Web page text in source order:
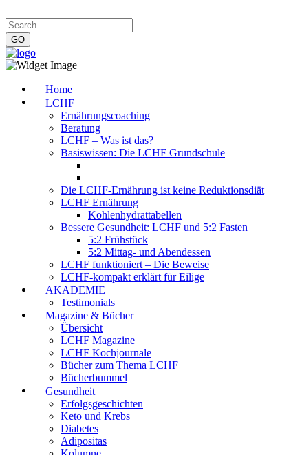
Home
LCHF
Ernährungscoaching
Beratung
LCHF – Was ist das?
Basiswissen: Die LCHF Grundschule
Die LCHF-Ernährung ist keine Reduktionsdiät
LCHF Ernährung
Kohlenhydrattabellen
Bessere Gesundheit: LCHF und 5:2 Fasten
5:2 Frühstück
5:2 Mittag- und Abendessen
LCHF funktioniert – Die Beweise
LCHF-kompakt erklärt für Eilige
AKADEMIE
Testimonials
Magazine & Bücher
Übersicht
LCHF Magazine
LCHF Kochjournale
Bücher zum Thema LCHF
Bücherbummel
Gesundheit
Erfolgsgeschichten
Keto und Krebs
Diabetes
Adipositas